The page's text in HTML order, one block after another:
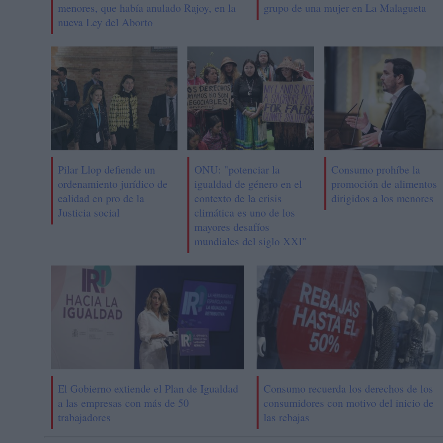
menores, que había anulado Rajoy, en la
nueva Ley del Aborto
grupo de una mujer en La Malagueta
Pilar Llop defiende un
ordenamiento jurídico de
calidad en pro de la
Justicia social
ONU: "potenciar la
igualdad de género en el
contexto de la crisis
climática es uno de los
mayores desafíos
mundiales del siglo XXI"
Consumo prohíbe la
promoción de alimentos
dirigidos a los menores
El Gobierno extiende el Plan de Igualdad
a las empresas con más de 50
trabajadores
Consumo recuerda los derechos de los
consumidores con motivo del inicio de
las rebajas